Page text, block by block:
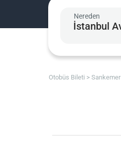
Nereden
Otobüs Bileti Sarıkemer